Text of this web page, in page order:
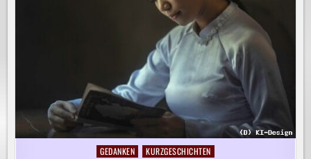
Posted
GEDANKEN KURZGESCHICHTEN